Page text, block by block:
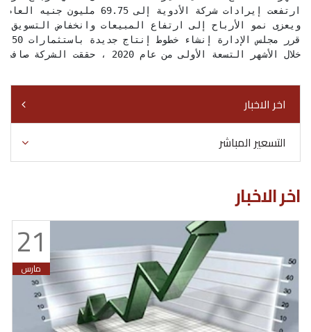
اخر الاخبار
التسعير المباشر
اخر الاخبار
21
مارس
خلال الأشهر التسعة الأولى من عام 2020 ، حققت الشركة صافي ربح قدره 6.7 مليون جنيه ، ارتفاعًا من 1.82 مليون جنيه في الفترة المماثلة من عام 2019.